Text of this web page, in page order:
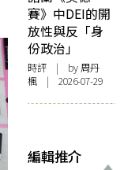
賽》中DEI的開
放性與反「身
份政治」
時評 | by周丹
楓 | 2026-07-29
編輯推介